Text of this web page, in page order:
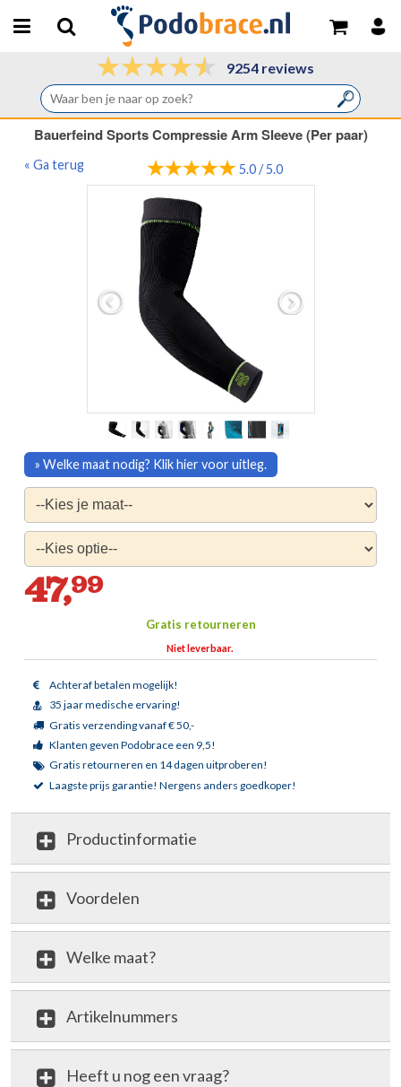
9254 reviews
Bauerfeind Sports Compressie Arm Sleeve (Per paar)
« Ga terug 5.0 / 5.0
47,99
Gratis retourneren
Niet leverbaar.
Achteraf betalen mogelijk!
35 jaar medische ervaring!
Gratis verzending vanaf € 50,-
Klanten geven Podobrace een 9,5!
Gratis retourneren en 14 dagen uitproberen!
Laagste prijs garantie! Nergens anders goedkoper!
» Welke maat nodig? Klik hier voor uitleg.
Productinformatie
Voordelen
Welke maat?
Artikelnummers
Heeft u nog een vraag?